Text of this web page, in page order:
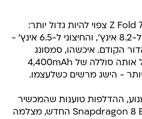
פרט לדקיקות, ה-Z Fold 7 צפוי להיות גדול יותר:
המסך הפנימי יגיע ל-8.2 אינץ', והחיצוני ל-6.5 אינץ' -
הקודם. איכשהו, סמסונג
הצליחה לשמור על אותה סוללה של 4,400mAh
- הישג מרשים כשלעצמו.
ההדלפות טוענות שהמכשיר
יגיע עם מעבד Snapdragon 8 Elite החדש, מצלמה